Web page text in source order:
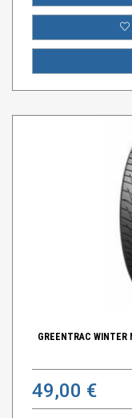
GREENTRAC WINTER
49,00 €